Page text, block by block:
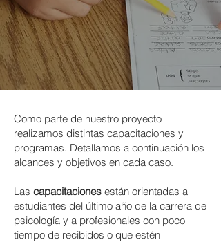
Como parte de nuestro proyecto
realizamos distintas capacitaciones y
programas. Detallamos a continuación los
alcances y objetivos en cada caso.
Las capacitaciones están orientadas a
estudiantes del último año de la carrera de
psicología y a profesionales con poco
tiempo de recibidos o que estén